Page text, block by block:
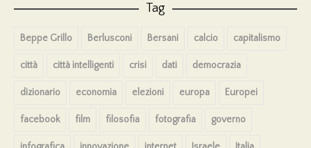
Tag
Beppe Grillo Berlusconi Bersani calcio capitalismo
città città intelligenti crisi dati democrazia
dizionario economia elezioni europa Europei
facebook film filosofia fotografia governo